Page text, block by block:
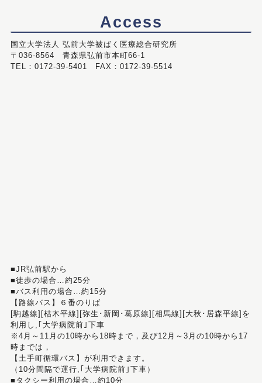
Access
国立大学法人 弘前大学被ばく医療総合研究所
〒036-8564 青森県弘前市本町66-1
TEL：0172-39-5401 FAX：0172-39-5514
■JR弘前駅から
■徒歩の場合…約25分
■バス利用の場合…約15分
【路線バス】６番のりば
[駒越線][枯木平線][弥生･新岡･葛原線][相馬線][大秋･居森平線]を
利用し,｢大学病院前｣下車
※4月～11月の10時から18時まで，及び12月～3月の10時から17
時までは，
【土手町循環バス】が利用できます。
（10分間隔で運行,｢大学病院前｣下車）
■タクシー利用の場合…約10分